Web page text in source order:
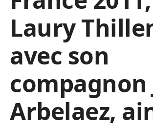
Laury
avec son
compagnon
Arbelaez,